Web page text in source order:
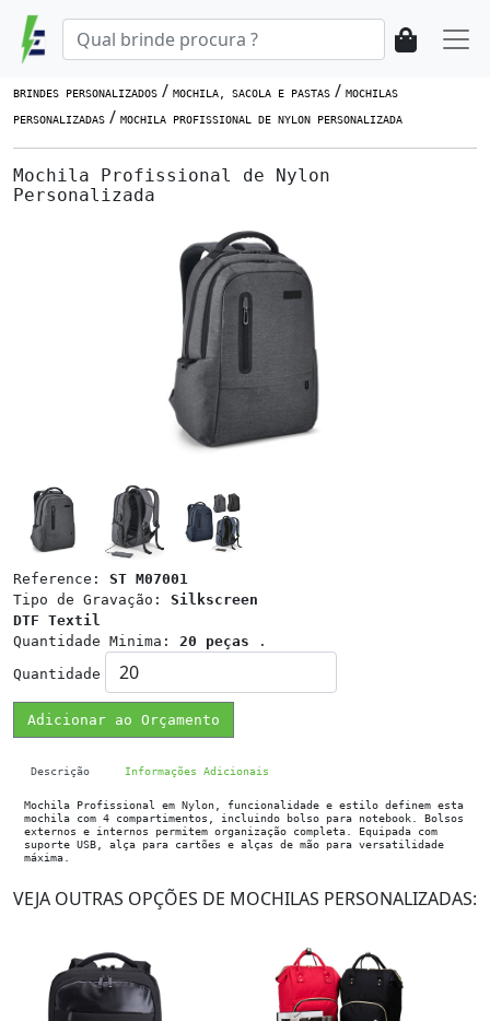
BRINDES PERSONALIZADOS / MOCHILA, SACOLA E PASTAS / MOCHILAS
PERSONALIZADAS / MOCHILA PROFISSIONAL DE NYLON PERSONALIZADA
Mochila Profissional de Nylon
Personalizada
Reference: ST M07001
Tipo de Gravação: Silkscreen
DTF Textil
Quantidade Minima: 20 peças .
Quantidade
Adicionar ao Orçamento
Descrição Informações Adicionais
Mochila Profissional em Nylon, funcionalidade e estilo definem esta
mochila com 4 compartimentos, incluindo bolso para notebook. Bolsos
externos e internos permitem organização completa. Equipada com
suporte USB, alça para cartões e alças de mão para versatilidade
máxima.
VEJA OUTRAS OPÇÕES DE MOCHILAS PERSONALIZADAS: